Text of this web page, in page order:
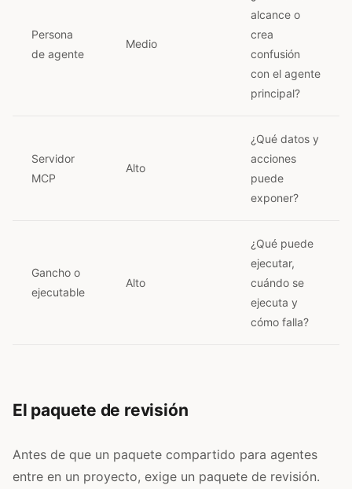
Persona
de agente
Medio
alcance o
crea
confusión
con el agente
principal?
Servidor
MCP
Alto
¿Qué datos y
acciones
puede
exponer?
Gancho o
ejecutable
Alto
¿Qué puede
ejecutar,
cuándo se
ejecuta y
cómo falla?
El paquete de revisión
Antes de que un paquete compartido para agentes
entre en un proyecto, exige un paquete de revisión.